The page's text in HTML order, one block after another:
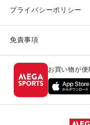
プライバシーポリシー
免責事項
お買い物が便